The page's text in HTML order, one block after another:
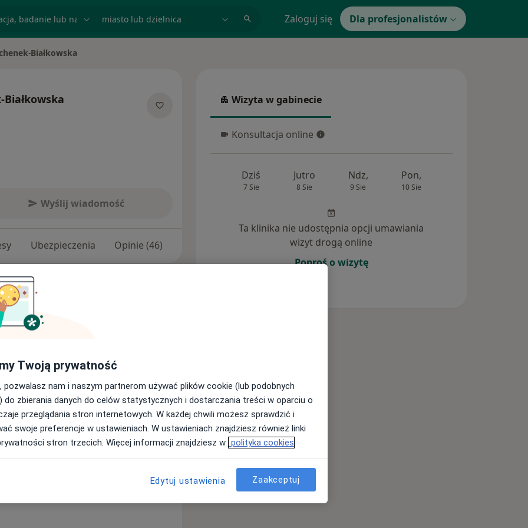
Zaloguj się Dla profesjonalistów
Białkowska
Wyślij wiadomość
Ubezpieczenia Opinie (46)
początkowo w Specjalistycznym
im. Babińskiego w Łodzi. Następnie
Diagnostyczno-Obserwacyjnym w
Centralnego Szpitala Klinicznego
Absolwentka Wydziału
Posiadam doświadczenie w
i zaburzeniami psychicznymi.
dyżurując w oddziałach szpitalnych
a także w lecznictwie
systematycznie doskonalę
psychiatrycznych. Prowadziłam
Wydziału Lekarskiego
psychicznych związanych z
oraz diagnostyki i
Wizyta w gabinecie
Wizyta w gabinecie
Konsultacja online
Konsultacja online
Dziś
7 Sie
Jutro
8 Sie
Ndz,
9 Sie
Pon,
10 Sie
Ta klinika nie udostępnia opcji umawiania
wizyt drogą online
Poproś o wizytę
Twoją prywatność
pozwalasz nam i naszym partnerom używać plików cookie (lub podobnych
do zbierania danych do celów statystycznych i dostarczania treści w oparciu o
przeglądania stron internetowych. W każdej chwili możesz sprawdzić i
swoje preferencje w ustawieniach. W ustawieniach znajdziesz również linki
stron trzecich. Więcej informacji znajdziesz w polityka cookies
Edytuj ustawienia Zaakceptuj